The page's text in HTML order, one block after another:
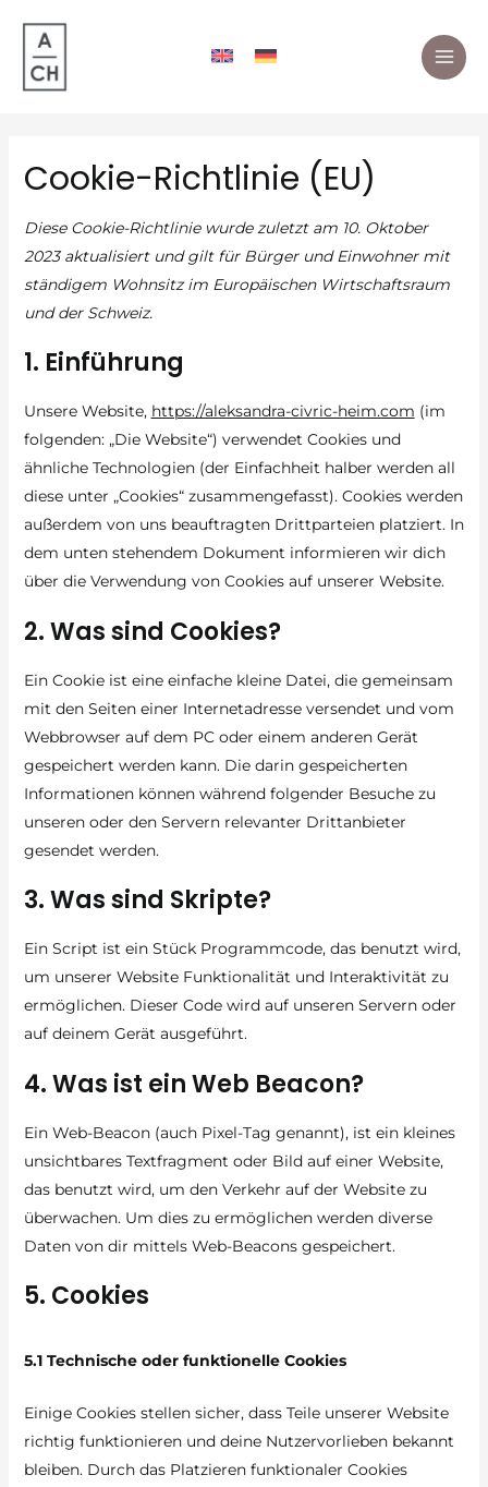
Inhalt
springen
Cookie-Richtlinie (EU)
Diese Cookie-Richtlinie wurde zuletzt am 10. Oktober
2023 aktualisiert und gilt für Bürger und Einwohner mit
ständigem Wohnsitz im Europäischen Wirtschaftsraum
und der Schweiz.
1. Einführung
Unsere Website, https://aleksandra-civric-heim.com (im
folgenden: „Die Website“) verwendet Cookies und
ähnliche Technologien (der Einfachheit halber werden all
diese unter „Cookies“ zusammengefasst). Cookies werden
außerdem von uns beauftragten Drittparteien platziert. In
dem unten stehendem Dokument informieren wir dich
über die Verwendung von Cookies auf unserer Website.
2. Was sind Cookies?
Ein Cookie ist eine einfache kleine Datei, die gemeinsam
mit den Seiten einer Internetadresse versendet und vom
Webbrowser auf dem PC oder einem anderen Gerät
gespeichert werden kann. Die darin gespeicherten
Informationen können während folgender Besuche zu
unseren oder den Servern relevanter Drittanbieter
gesendet werden.
3. Was sind Skripte?
Ein Script ist ein Stück Programmcode, das benutzt wird,
um unserer Website Funktionalität und Interaktivität zu
ermöglichen. Dieser Code wird auf unseren Servern oder
auf deinem Gerät ausgeführt.
4. Was ist ein Web Beacon?
Ein Web-Beacon (auch Pixel-Tag genannt), ist ein kleines
unsichtbares Textfragment oder Bild auf einer Website,
das benutzt wird, um den Verkehr auf der Website zu
überwachen. Um dies zu ermöglichen werden diverse
Daten von dir mittels Web-Beacons gespeichert.
5. Cookies
5.1 Technische oder funktionelle Cookies
Einige Cookies stellen sicher, dass Teile unserer Website
richtig funktionieren und deine Nutzervorlieben bekannt
bleiben. Durch das Platzieren funktionaler Cookies